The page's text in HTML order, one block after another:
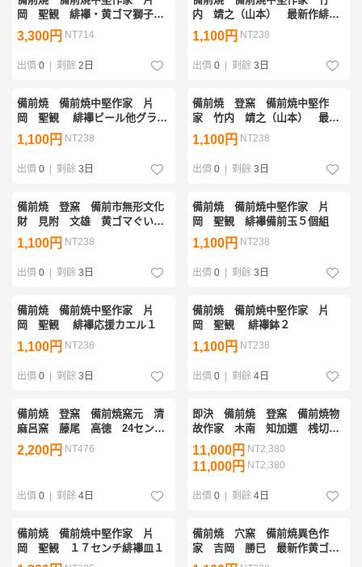
岡 聖観 緋襷・黄ゴマ獅子置
物一対１
3,300円 NT714
出價 0 | 剩餘 2日
内 靖之（山本） 最新作緋
襷・黄ゴマ湯冷２
1,100円 NT238
出價 0 | 剩餘 3日
備前焼 備前焼中堅作家 片
岡 聖観 緋襷ビール他グラス
１
1,100円 NT238
出價 0 | 剩餘 3日
備前焼 登窯 備前焼中堅作
家 竹内 靖之（山本） 最新
作黄ゴマ手付きカップ２
1,100円 NT238
出價 0 | 剩餘 3日
備前焼 登窯 備前市無形文化
財 見附 文雄 黄ゴマぐい呑
１
1,100円 NT238
出價 0 | 剩餘 3日
備前焼 備前焼中堅作家 片
岡 聖観 緋襷備前玉５個組
1,100円 NT238
出價 0 | 剩餘 3日
備前焼 備前焼中堅作家 片
岡 聖観 緋襷応援カエル１
1,100円 NT238
出價 0 | 剩餘 3日
備前焼 備前焼中堅作家 片
岡 聖観 緋襷鉢２
1,100円 NT238
出價 0 | 剩餘 4日
備前焼 登窯 備前焼窯元 清
麻呂窯 藤尾 高徳 24センチ
黄ゴマ観音様１
2,200円 NT476
出價 0 | 剩餘 4日
即決 備前焼 登窯 備前焼物
故作家 木南 知加選 桟切・
黄ゴマ三重塔香炉
11,000円 NT2,380
11,000円 NT2,380
出價 0 | 剩餘 4日
備前焼 備前焼中堅作家 片
岡 聖観 １７センチ緋襷皿１
備前焼 穴窯 備前焼異色作
家 吉岡 勝巳 最新作黄ゴマ
面取り・鎬ぐい呑１